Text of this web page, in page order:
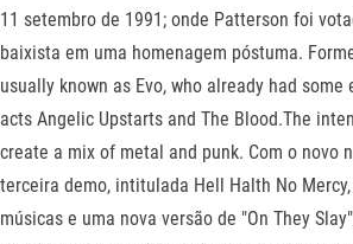
11 setembro de 1991; onde Patterson foi
baixista em uma homenagem póstuma.
usually known as Evo, who already had
acts Angelic Upstarts and The Blood.The
create a mix of metal and punk. Com o novo
terceira demo, intitulada Hell Halth No
músicas e uma nova versão de "On They